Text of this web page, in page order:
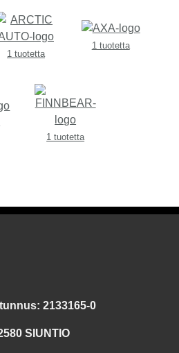
1 tuotetta
1 tuotetta
1 tuotetta
2133165-0
SIUNTIO